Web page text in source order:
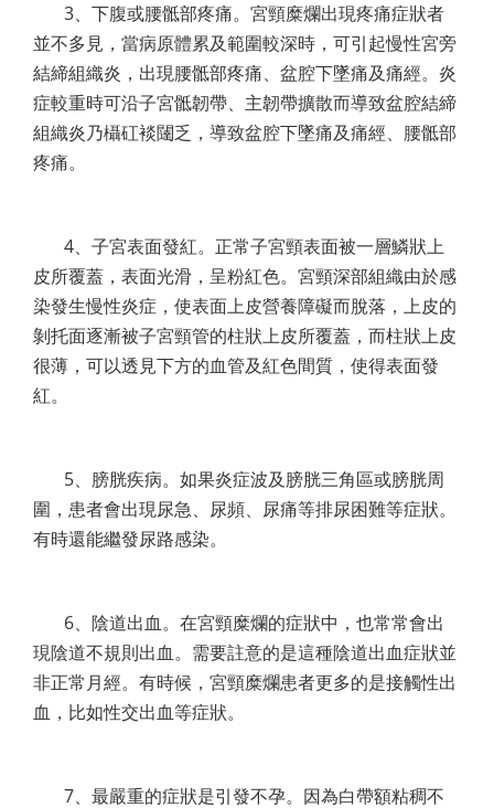
3、下腹或腰骶部疼痛。宮頸糜爛出現疼痛症狀者
並不多見，當病原體累及範圍較深時，可引起慢性宮旁
結締組織炎，出現腰骶部疼痛、盆腔下墜痛及痛經。炎
症較重時可沿子宮骶韌帶、主韌帶擴散而導致盆腔結締
組織炎乃欇矼裧闥乏，導致盆腔下墜痛及痛經、腰骶部
疼痛。
4、子宮表面發紅。正常子宮頸表面被一層鱗狀上
皮所覆蓋，表面光滑，呈粉紅色。宮頸深部組織由於感
染發生慢性炎症，使表面上皮營養障礙而脫落，上皮的
剝托面逐漸被子宮頸管的柱狀上皮所覆蓋，而柱狀上皮
很薄，可以透見下方的血管及紅色間質，使得表面發
紅。
5、膀胱疾病。如果炎症波及膀胱三角區或膀胱周
圍，患者會出現尿急、尿頻、尿痛等排尿困難等症狀。
有時還能繼發尿路感染。
6、陰道出血。在宮頸糜爛的症狀中，也常常會出
現陰道不規則出血。需要註意的是這種陰道出血症狀並
非正常月經。有時候，宮頸糜爛患者更多的是接觸性出
血，比如性交出血等症狀。
7、最嚴重的症狀是引發不孕。因為白帶額粘稠不